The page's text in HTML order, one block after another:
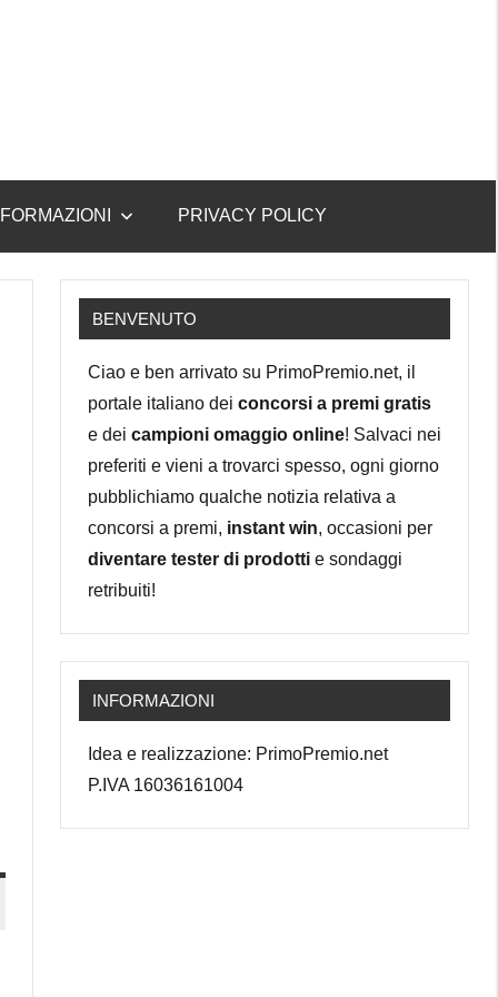
PRIVACY POLICY
BENVENUTO
Ciao e ben arrivato su PrimoPremio.net, il
portale italiano dei concorsi a premi gratis
e dei campioni omaggio online! Salvaci nei
preferiti e vieni a trovarci spesso, ogni giorno
pubblichiamo qualche notizia relativa a
concorsi a premi, instant win, occasioni per
diventare tester di prodotti e sondaggi
retribuiti!
INFORMAZIONI
Idea e realizzazione: PrimoPremio.net
P.IVA 16036161004